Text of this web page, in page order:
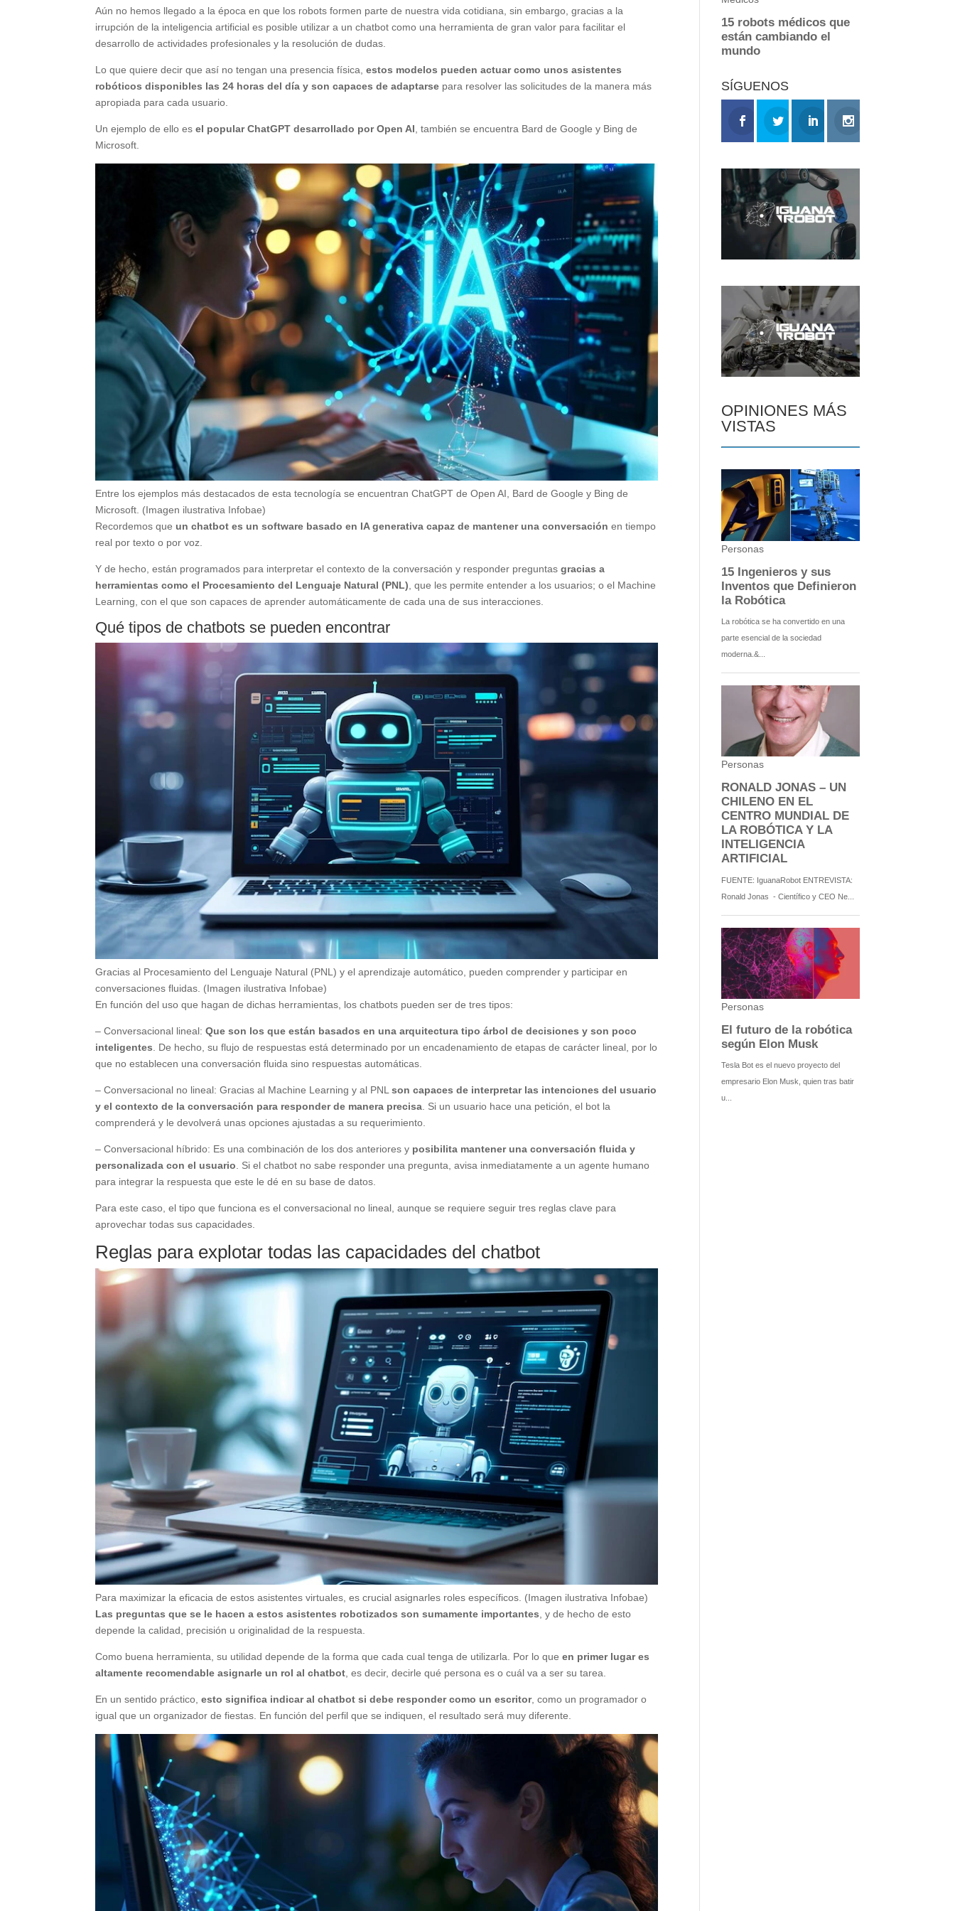
Aún no hemos llegado a la época en que los robots formen parte de nuestra vida cotidiana, sin embargo, gracias a la
irrupción de la inteligencia artificial es posible utilizar a un chatbot como una herramienta de gran valor para facilitar el
desarrollo de actividades profesionales y la resolución de dudas.
Lo que quiere decir que así no tengan una presencia física,estos modelos pueden actuar como unos asistentes
robóticos disponibles las 24 horas del día y son capaces de adaptarse para resolver las solicitudes de la manera más
apropiada para cada usuario.
Un ejemplo de ello esel popular ChatGPT desarrollado por Open AI, también se encuentra Bard de Google y Bing de
Microsoft.
Entre los ejemplos más destacados de esta tecnología se encuentran ChatGPT de Open AI, Bard de Google y Bing de
Microsoft. (Imagen ilustrativa Infobae)
Recordemos que un chatbot es un software basado en IA generativa capaz de mantener una conversaciónen tiempo
real por texto o por voz.
Y de hecho, están programados para interpretar el contexto de la conversación y responder preguntasgracias a
herramientas como el Procesamiento del Lenguaje Natural (PNL) , que les permite entender a los usuarios; o el Machine
Learning, con el que son capaces de aprender automáticamente de cada una de sus interacciones.
Qué tipos de chatbots se pueden encontrar
Gracias al Procesamiento del Lenguaje Natural (PNL) y el aprendizaje automático, pueden comprender y participar en
conversaciones fluidas. (Imagen ilustrativa Infobae)
En función del uso que hagan de dichas herramientas, los chatbots pueden ser de tres tipos:
– Conversacional lineal: Que son los que están basados en una arquitectura tipo árbol de decisiones y son poco
inteligentes . De hecho, su flujo de respuestas está determinado por un encadenamiento de etapas de carácter lineal, por lo
que no establecen una conversación fluida sino respuestas automáticas.
– Conversacional no lineal: Gracias al Machine Learning y al PNLson capaces de interpretar las intenciones del usuario
y el contexto de la conversación para responder de manera precisa . Si un usuario hace una petición, el bot la
comprenderá y le devolverá unas opciones ajustadas a su requerimiento.
– Conversacional híbrido: Es una combinación de los dos anteriores y posibilita mantener una conversación fluida y
personalizada con el usuario . Si el chatbot no sabe responder una pregunta, avisa inmediatamente a un agente humano
para integrar la respuesta que este le dé en su base de datos.
Para este caso, el tipo que funciona es el conversacional no lineal, aunque se requiere seguir tres reglas clave para
aprovechar todas sus capacidades.
Reglas para explotar todas las capacidades del chatbot
Para maximizar la eficacia de estos asistentes virtuales, es crucial asignarles roles específicos. (Imagen ilustrativa Infobae)
Las preguntas que se le hacen a estos asistentes robotizados son sumamente importantes , y de hecho de esto
depende la calidad, precisión u originalidad de la respuesta.
Como buena herramienta, su utilidad depende de la forma que cada cual tenga de utilizarla. Por lo queen primer lugar es
altamente recomendable asignarle un rol al chatbot , es decir, decirle qué persona es o cuál va a ser su tarea.
En un sentido práctico, esto significa indicar al chatbot si debe responder como un escritor, como un programador o
igual que un organizador de fiestas. En función del perfil que se indiquen, el resultado será muy diferente.
SÍGUENOS
OPINIONES MÁS
VISTAS